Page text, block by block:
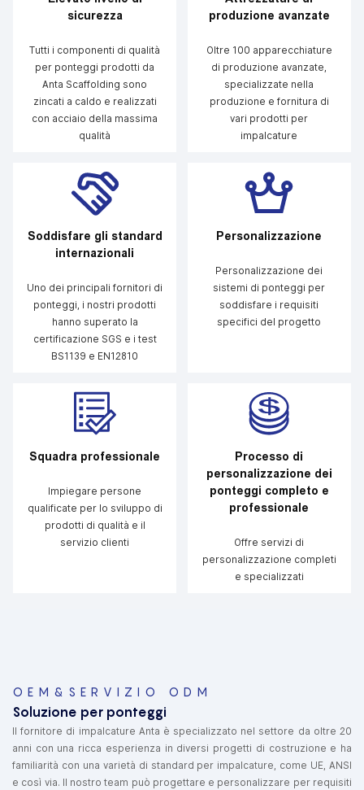
sicurezza
Tutti i componenti di qualità
per ponteggi prodotti da
Anta Scaffolding sono
zincati a caldo e realizzati
con acciaio della massima
qualità
produzione avanzate
Oltre 100 apparecchiature
di produzione avanzate,
specializzate nella
produzione e fornitura di
vari prodotti per
impalcature
Soddisfare gli standard
internazionali
Uno dei principali fornitori di
ponteggi, i nostri prodotti
hanno superato la
certificazione SGS e i test
BS1139 e EN12810
Personalizzazione
Personalizzazione dei
sistemi di ponteggi per
soddisfare i requisiti
specifici del progetto
Squadra professionale
Impiegare persone
qualificate per lo sviluppo di
prodotti di qualità e il
servizio clienti
Processo di
personalizzazione dei
ponteggi completo e
professionale
Offre servizi di
personalizzazione completi
e specializzati
OEM&SERVIZIO ODM
Soluzione per ponteggi
Il fornitore di impalcature Anta è specializzato nel settore da oltre 20
anni con una ricca esperienza in diversi progetti di costruzione e ha
familiarità con una varietà di standard per impalcature, come UE, ANSI
e così via. Il nostro team può progettare e personalizzare per requisiti